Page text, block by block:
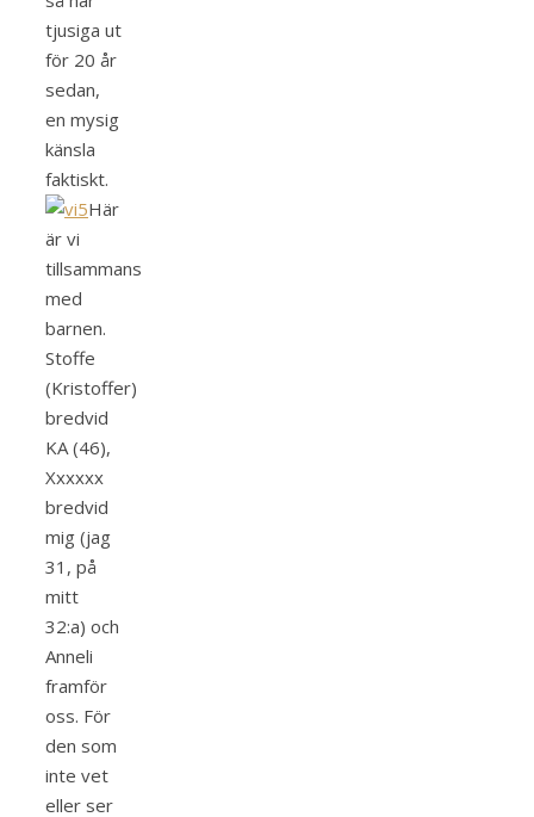
tjusiga ut
för 20 år
sedan,
en mysig
känsla
faktiskt.
Här
är vi
tillsammans
med
barnen.
Stoffe
(Kristoffer)
bredvid
KA (46),
Xxxxxx
bredvid
mig (jag
31, på
mitt
32:a) och
Anneli
framför
oss. För
den som
inte vet
eller ser